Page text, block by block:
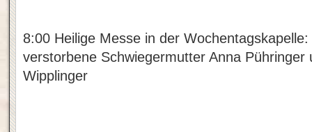
8:00 Heilige Messe in der
verstorbene Schwiegermutter Anna
Wipplinger